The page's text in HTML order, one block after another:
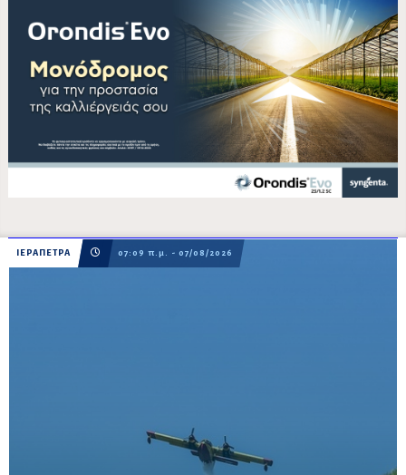
ΙΕΡΑΠΕΤΡΑ 07:09 π.μ. - 07/08/2026